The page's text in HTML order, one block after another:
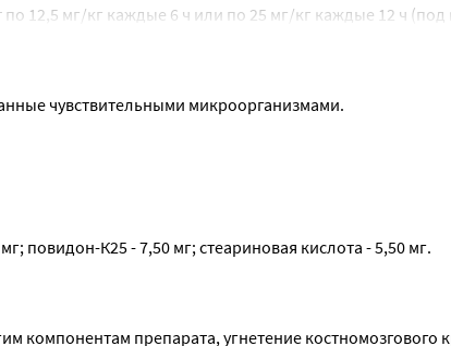
12,5 мг/кг каждые 6 ч или по 25 мг/кг каждые 12 ч
чувствительными микроорганизмами.
повидон-К25 - 7,50 мг; стеариновая кислота - 5,50 мг.
компонентам препарата, угнетение костномозгового